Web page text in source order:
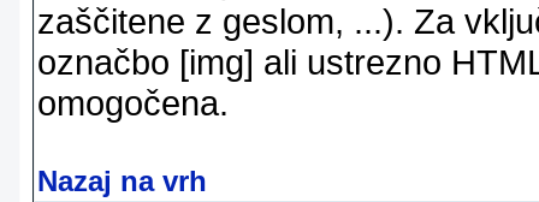
zaščitene z geslom, ...). Za
označbo [img] ali ustrezno
omogočena.
Nazaj na vrh